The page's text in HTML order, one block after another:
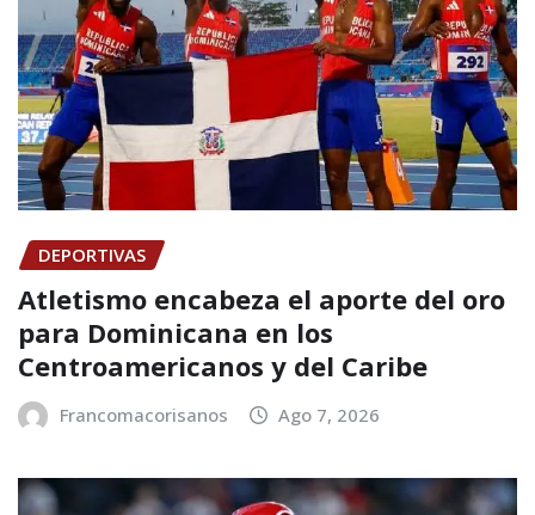
DEPORTIVAS
Atletismo encabeza el aporte del oro
para Dominicana en los
Centroamericanos y del Caribe
Francomacorisanos Ago 7, 2026